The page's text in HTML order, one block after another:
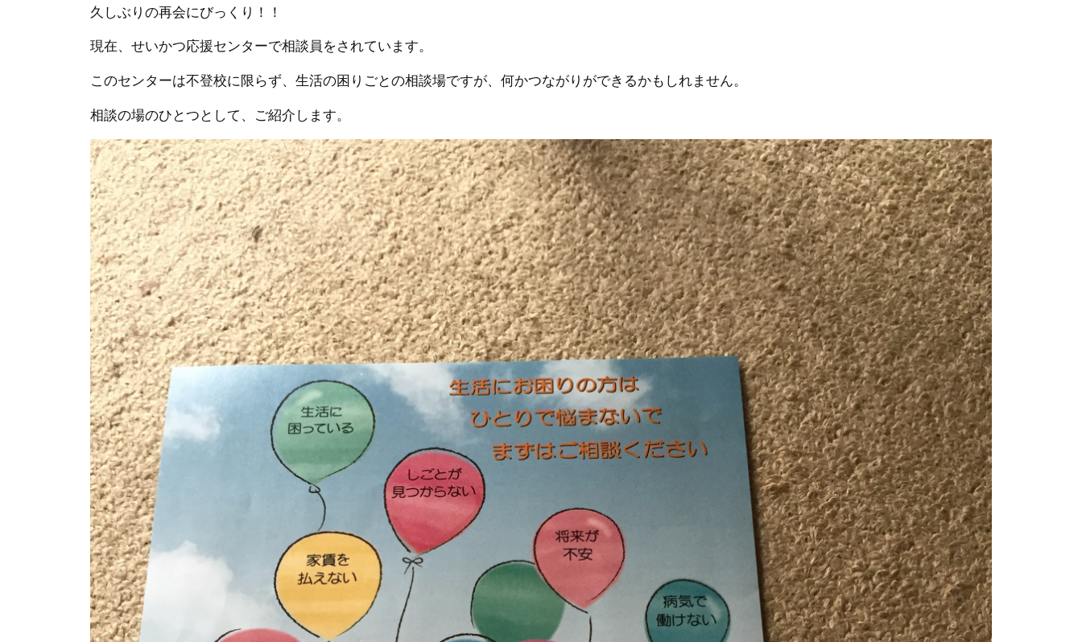
久しぶりの再会にびっくり！！
現在、せいかつ応援センターで相談員をされています。
このセンターは不登校に限らず、生活の困りごとの相談場ですが、何かつながりができるかもしれません。
相談の場のひとつとして、ご紹介します。